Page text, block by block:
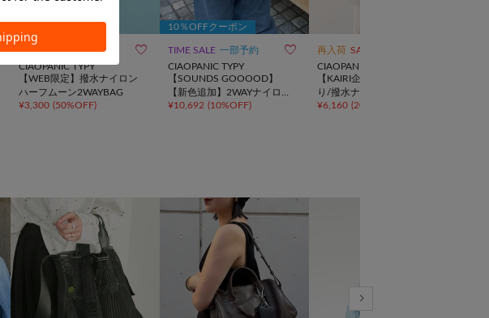
TIME SALE WEB限定 
CIAOPANIC TYPY
【WEB限定】撥水ナイロン
ハーフムーン2WAYBAG
¥3,300 (50%OFF)
10％OFFクーポン
TIME SALE 一部予約 
CIAOPANIC TYPY
【SOUNDS GOOOOD】
【新色追加】2WAYナイロン
タックギャザーパラコードB
¥10,692 (10%OFF)
再入荷 SALE
CIAOPANIC TYPY
【KAIRI企画】2サイズ展開あ
り/撥水ナイロンマルチウェ
イBAG
¥6,160 (20%OFF